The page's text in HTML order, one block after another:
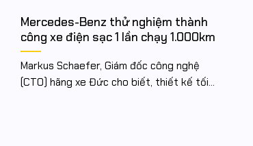
Mercedes-Benz thử nghiệm thành
công xe điện sạc 1 lần chạy 1.000km
Markus Schaefer, Giám đốc công nghệ
(CTO) hãng xe Đức cho biết, thiết kế tối...